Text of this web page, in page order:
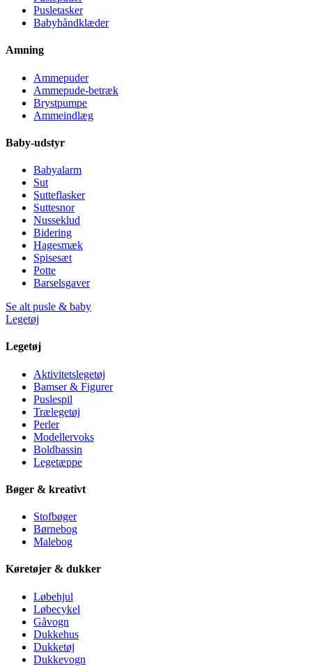
Pusletasker
Babyhåndklæder
Amning
Ammepuder
Ammepude-betræk
Brystpumpe
Ammeindlæg
Baby-udstyr
Babyalarm
Sut
Sutteflasker
Suttesnor
Nusseklud
Bidering
Hagesmæk
Spisesæt
Potte
Barselsgaver
Se alt pusle & baby
Legetøj
Legetøj
Aktivitetslegetøj
Bamser & Figurer
Puslespil
Trælegetøj
Perler
Modellervoks
Boldbassin
Legetæppe
Bøger & kreativt
Stofbøger
Børnebog
Malebog
Køretøjer & dukker
Løbehjul
Løbecykel
Gåvogn
Dukkehus
Dukketøj
Dukkevogn